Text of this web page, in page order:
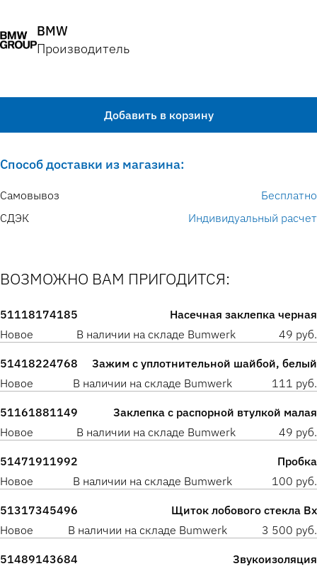
BMW
Производитель
Добавить в корзину
Способ доставки из магазина:
Самовывоз
Бесплатно
СДЭК
Индивидуальный расчет
ВОЗМОЖНО ВАМ ПРИГОДИТСЯ:
51118174185
Насечная заклепка черная
Новое
В наличии на складе Bumwerk 49 руб.
51418224768
Зажим с уплотнительной шайбой, белый
Новое
В наличии на складе Bumwerk 111 руб.
51161881149
Заклепка с распорной втулкой малая
Новое
В наличии на складе Bumwerk 49 руб.
51471911992
Пробка
Новое
В наличии на складе Bumwerk 100 руб.
51317345496
Щиток лобового стекла Вх
Новое
В наличии на складе Bumwerk 3 500 руб.
51489143684
Звукоизоляция